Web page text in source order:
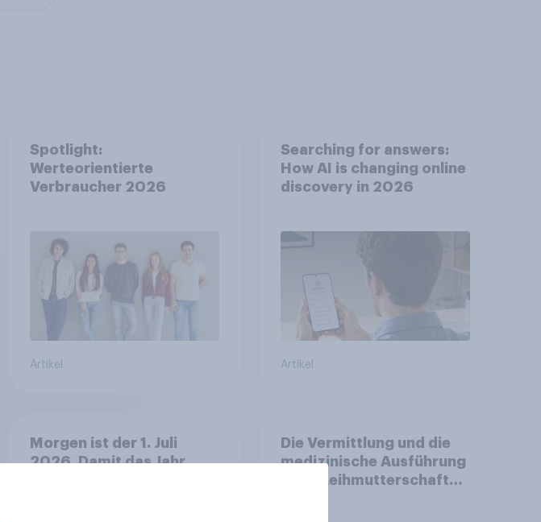
Spotlight:
Werteorientierte
Verbraucher 2026
Artikel
Searching for answers:
How AI is changing online
discovery in 2026
Artikel
Morgen ist der 1. Juli
2026. Damit das Jahr
Die Vermittlung und die
medizinische Ausführung
einer Leihmutterschaft